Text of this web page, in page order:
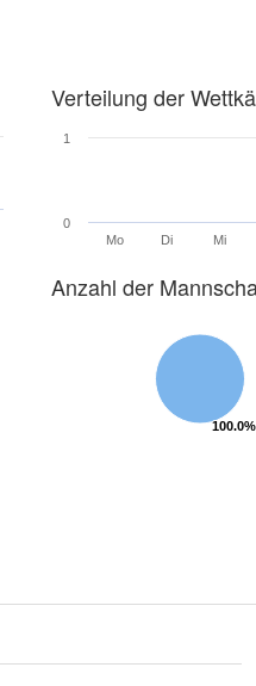
Verteilung der
Mo Di Mi
0
1
Anzahl der
100.0%
100.0%